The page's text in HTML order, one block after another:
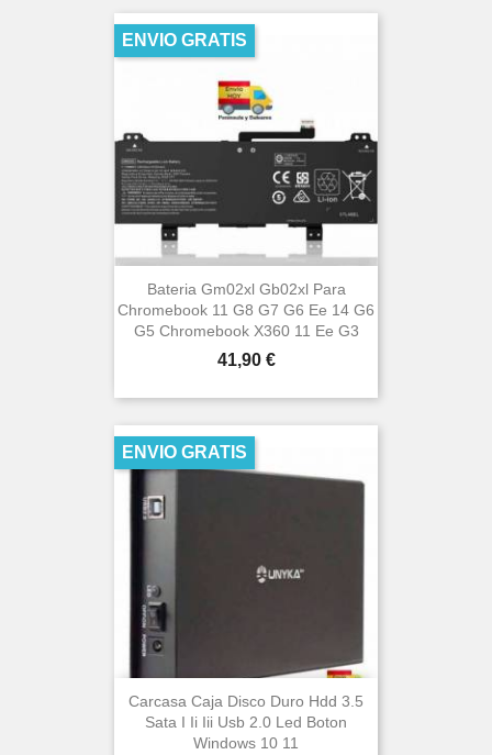
Bateria Gm02xl Gb02xl Para
Chromebook 11 G8 G7 G6 Ee 14 G6
G5 Chromebook X360 11 Ee G3
Precio
41,90 €
ENVIO GRATIS
Carcasa Caja Disco Duro Hdd 3.5
Sata I Ii Iii Usb 2.0 Led Boton
Windows 10 11
ENVIO GRATIS